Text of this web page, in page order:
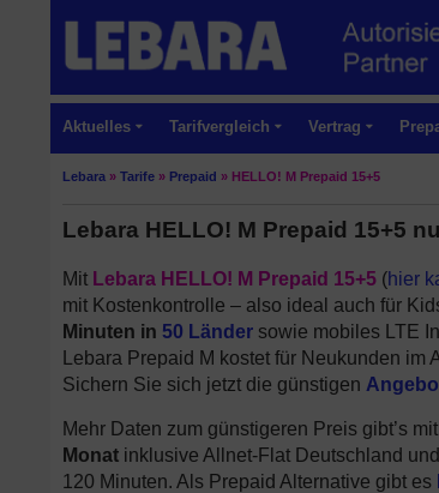
Aktuelles Tarifvergleich Vertrag
Lebara » Tarife » Prepaid » HELLO! M Prepaid 15+5
Lebara HELLO! M Prepaid 15+5
Mit Lebara HELLO! M Prepaid 15+5 (hier
mit Kostenkontrolle – also ideal auch für
Minuten in 50 Länder sowie mobiles LTE
Lebara Prepaid M kostet für Neukunden
Sichern Sie sich jetzt die günstigen
Mehr Daten zum günstigeren Preis gibt’s
Monat inklusive Allnet-Flat Deutschland
120 Minuten. Als Prepaid Alternative gibt es